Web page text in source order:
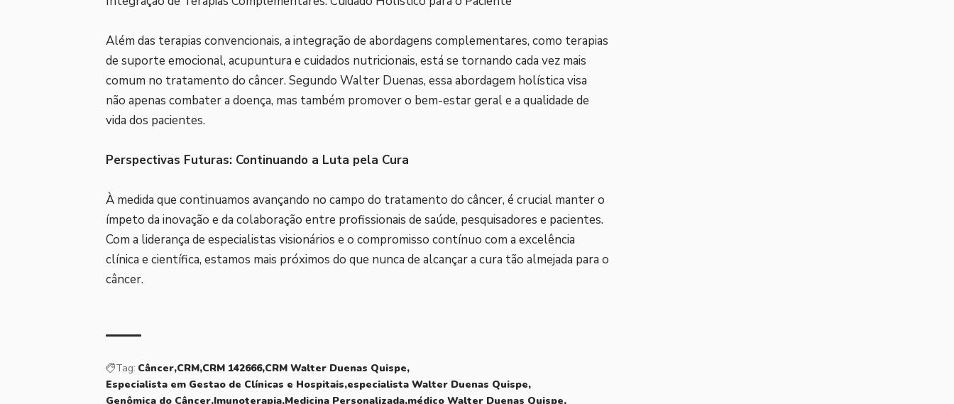
Além das terapias convencionais, a integração de abordagens complementares, como terapias
de suporte emocional, acupuntura e cuidados nutricionais, está se tornando cada vez mais
comum no tratamento do câncer. Segundo Walter Duenas, essa abordagem holística visa
não apenas combater a doença, mas também promover o bem-estar geral e a qualidade de
vida dos pacientes.
Perspectivas Futuras: Continuando a Luta pela Cura
À medida que continuamos avançando no campo do tratamento do câncer, é crucial manter o
ímpeto da inovação e da colaboração entre profissionais de saúde, pesquisadores e pacientes.
Com a liderança de especialistas visionários e o compromisso contínuo com a excelência
clínica e científica, estamos mais próximos do que nunca de alcançar a cura tão almejada para o
câncer.
Tag: Câncer CRM CRM 142666 CRM Walter Duenas Quispe
Especialista em Gestao de Clínicas e Hospitais especialista Walter Duenas Quispe
Genômica do Câncer Imunoterapia Medicina Personalizada médico Walter Duenas Quispe